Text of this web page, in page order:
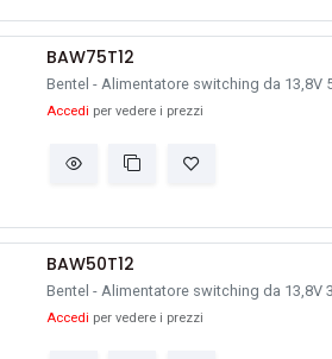
BAW75T12
Bentel - Alimentatore switching da 13,8V
Accedi per vedere i prezzi
BAW50T12
Bentel - Alimentatore switching da 13,8V
Accedi per vedere i prezzi